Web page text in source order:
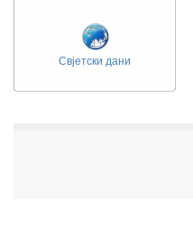
Свјетски дани